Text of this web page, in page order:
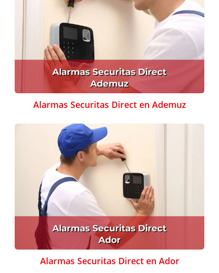
Alarmas Securitas Direct en Ademuz
Alarmas Securitas Direct en Ador